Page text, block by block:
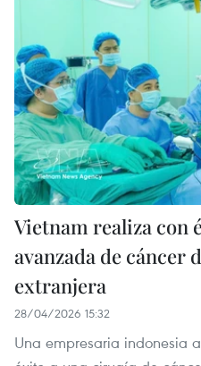
Vietnam realiza con
avanzada de cáncer
extranjera
28/04/2026 15:32
Una empresaria indonesia